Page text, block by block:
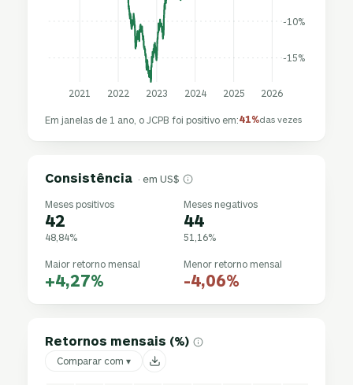
-15%
-10%
2021 2022 2023 2024 2025 2026
Em janelas de 1 ano, o JCPB foi positivo em:41%das vezes
Consistência · em US$
Meses positivos
42
48,84%
Meses negativos
44
51,16%
Maior retorno mensal
+4,27%
Menor retorno mensal
-4,06%
Retornos mensais (%)
Comparar com ▾